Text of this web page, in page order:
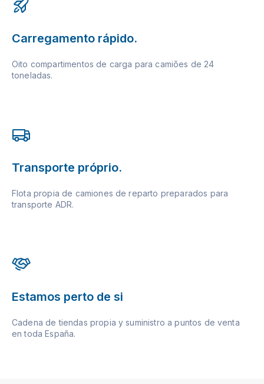
Carregamento rápido.
Oito compartimentos de carga para camiões de 24
toneladas.
Transporte próprio.
Flota propia de camiones de reparto preparados para
transporte ADR.
Estamos perto de si
Cadena de tiendas propia y suministro a puntos de venta
en toda España.